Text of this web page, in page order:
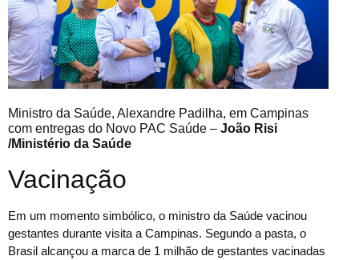
Ministro da Saúde, Alexandre Padilha, em Campinas
com entregas do Novo PAC Saúde – João Risi
/Ministério da Saúde
Vacinação
Em um momento simbólico, o ministro da Saúde vacinou
gestantes durante visita a Campinas. Segundo a pasta, o
Brasil alcançou a marca de 1 milhão de gestantes vacinadas